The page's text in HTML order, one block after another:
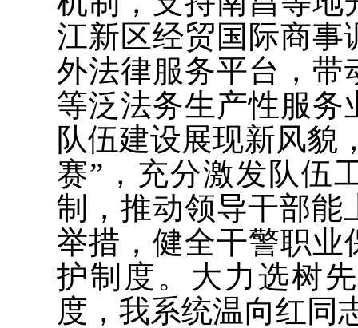
江新区经贸国际商事
外法律服务平台，带
等泛法务生产性服务
队伍建设展现新风貌
赛”，充分激发队伍
制，推动领导干部能
举措，健全干警职业
护制度。大力选树
度，我系统温向红同